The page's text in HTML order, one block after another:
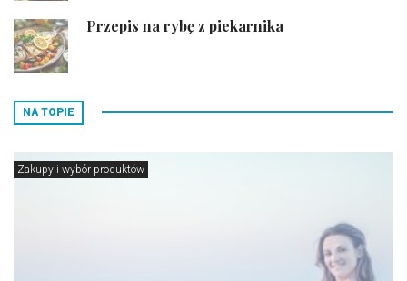
Przepis na rybę z piekarnika
NA TOPIE
Zakupy i wybór produktów